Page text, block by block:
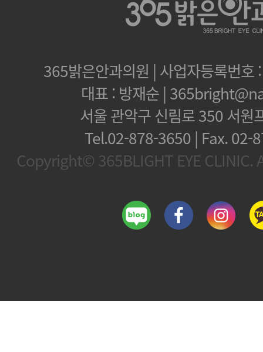
365밝은안과의원 | 사업자등록번
대표 : 방재순 |
서울 관악구 신림로 350 서원
Tel.02-878-3650 | Fax.02-
Copyright© 365BLIGHT EYE